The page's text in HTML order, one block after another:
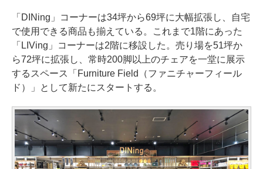
「DINing」コーナーは34坪から69坪に大幅拡張し、自宅
で使用できる商品も揃えている。これまで1階にあった
「LIVing」コーナーは2階に移設した。売り場を51坪か
ら72坪に拡張し、常時200脚以上のチェアを一堂に展示
するスペース「Furniture Field（ファニチャーフィール
ド）」として新たにスタートする。